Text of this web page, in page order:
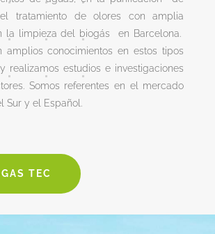
tratamiento de olores con amplia
la limpieza del biogás en Barcelona.
amplios conocimientos en estos tipos
realizamos estudios e investigaciones
Somos referentes en el mercado
y el Español.
TEC